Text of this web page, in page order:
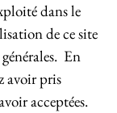
dans le
de ce site
En
avoir pris
acceptées.